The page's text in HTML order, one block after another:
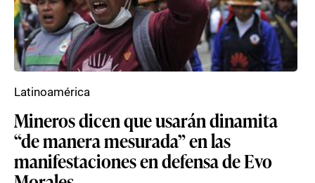
Mineros dicen que usarán dinamita
“de manera mesurada” en las
manifestaciones en defensa de Evo
Latinoamérica